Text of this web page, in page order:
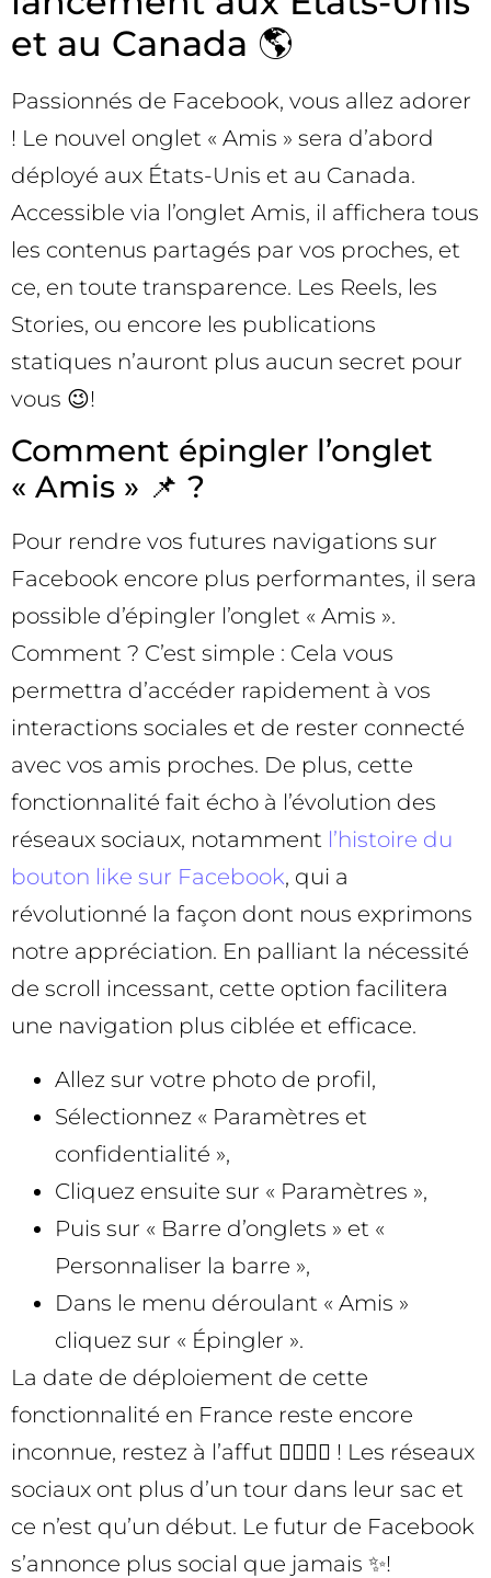
et au Canada 🌎
Passionnés de Facebook, vous allez adorer
! Le nouvel onglet « Amis » sera d’abord
déployé aux États-Unis et au Canada.
Accessible via l’onglet Amis, il affichera tous
les contenus partagés par vos proches, et
ce, en toute transparence. Les Reels, les
Stories, ou encore les publications
statiques n’auront plus aucun secret pour
vous 😉!
Comment épingler l’onglet
« Amis » 📌 ?
Pour rendre vos futures navigations sur
Facebook encore plus performantes, il sera
possible d’épingler l’onglet « Amis ».
Comment ? C’est simple : Cela vous
permettra d’accéder rapidement à vos
interactions sociales et de rester connecté
avec vos amis proches. De plus, cette
fonctionnalité fait écho à l’évolution des
réseaux sociaux, notamment l’histoire du
bouton like sur Facebook, qui a
révolutionné la façon dont nous exprimons
notre appréciation. En palliant la nécessité
de scroll incessant, cette option facilitera
une navigation plus ciblée et efficace.
Allez sur votre photo de profil,
Sélectionnez « Paramètres et
confidentialité »,
Cliquez ensuite sur « Paramètres »,
Puis sur « Barre d’onglets » et «
Personnaliser la barre »,
Dans le menu déroulant « Amis »
cliquez sur « Épingler ».
La date de déploiement de cette
fonctionnalité en France reste encore
inconnue, restez à l’affut 🕵️‍♀️🕵️‍♂️ ! Les réseaux
sociaux ont plus d’un tour dans leur sac et
ce n’est qu’un début. Le futur de Facebook
s’annonce plus social que jamais ✨!